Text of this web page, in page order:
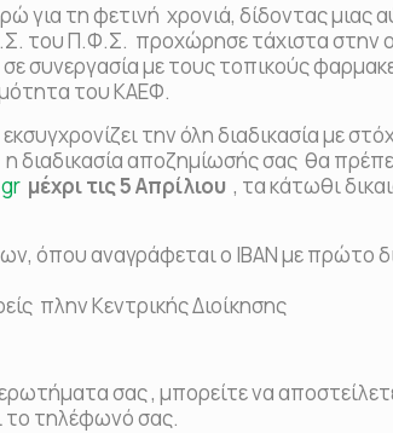
για τη φετινή χρονιά, δίδοντας μιας
του Π.Φ.Σ. προχώρησε τάχιστα στην
συνεργασία με τους τοπικούς
του ΚΑΕΦ.
την όλη διαδικασία με
αποζημίωσής σας θα
μέχρι τις 5 Απρίλιου , τα κάτωθι
όπου αναγράφεται ο ΙΒΑΝ με πρώτο
πλην Κεντρικής Διοίκησης
σας , μπορείτε να
το τηλέφωνό σας.